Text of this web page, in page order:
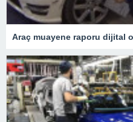
Araç muayene raporu dijital